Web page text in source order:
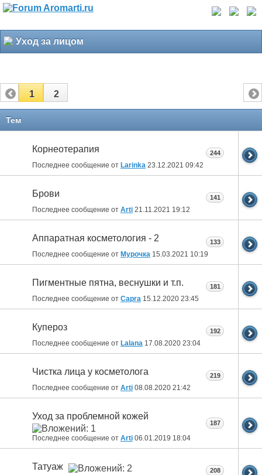
Уход за лицом
1 2
Тем
Корнеотерапия
Последнее сообщение от Larinka 23.12.2021 09:42
244
Брови
Последнее сообщение от Arti 21.11.2021 19:12
141
Аппаратная косметология - 2
Последнее сообщение от Мурочка 15.03.2021 10:19
133
Пигментные пятна, веснушки и т.п.
Последнее сообщение от Capra 15.12.2020 23:45
181
Купероз
Последнее сообщение от Lalana 17.08.2020 23:04
192
Чистка лица у косметолога
Последнее сообщение от Arti 08.08.2020 21:42
219
Уход за проблемной кожей
Последнее сообщение от Arti 06.01.2019 18:04
187
Татуаж 208